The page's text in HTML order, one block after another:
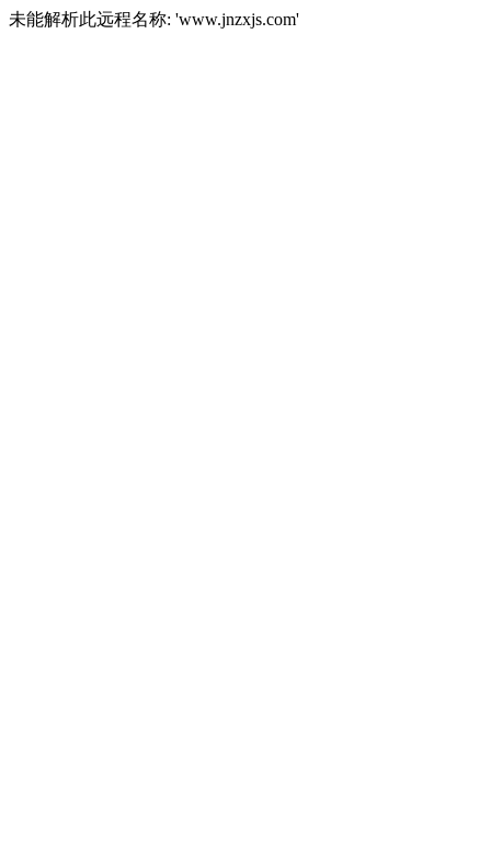
未能解析此远程名称: 'www.jnzxjs.com'